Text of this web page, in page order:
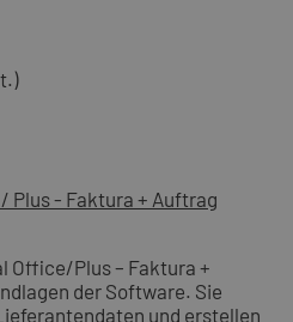
Plus - Faktura + Auftrag
Office/Plus – Faktura +
der Software. Sie
und erstellen